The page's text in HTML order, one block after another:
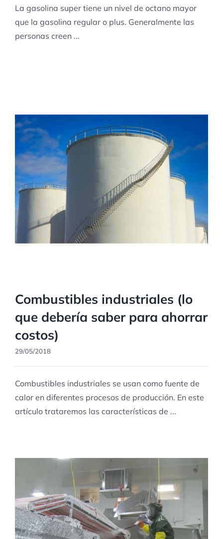
La gasolina super tiene un nivel de octano mayor
que la gasolina regular o plus. Generalmente las
personas creen ...
Combustibles industriales (lo
que debería saber para ahorrar
costos)
29/05/2018
Combustibles industriales se usan como fuente de
calor en diferentes procesos de producción. En este
artículo trataremos las características de ...